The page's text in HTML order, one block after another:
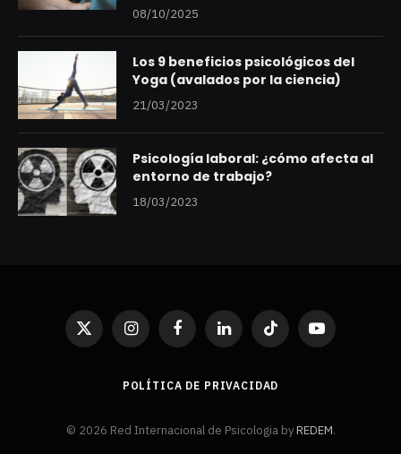
08/10/2025
Los 9 beneficios psicológicos del
Yoga (avalados por la ciencia)
21/03/2023
Psicología laboral: ¿cómo afecta al
entorno de trabajo?
18/03/2023
X
InstagramFacebookLinkedInTikTok YouTube
POLÍTICA DE PRIVACIDAD
© 2026 Red Internacional de Psicologia byREDEM.